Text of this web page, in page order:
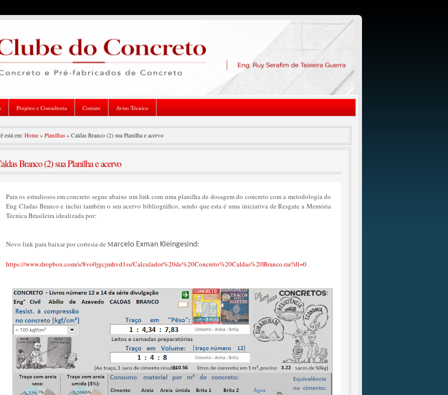
Projetos e Consultoria Contato Aviso Técnico
está em: Home » Planilhas » Caldas Branco (2) sua Planilha e acervo
Branco (2) sua Planilha e acervo
Para os estudiosos em concreto segue abaixo um link com uma planilha de dosagem do concreto com a metodologia do
Eng Cladas Branco e inclui também o seu acervo bibliográfico, sendo que esta é uma iniciativa de Resgate a Memória
Técnica Brasileira idealizada por:
Novo link para baixar por cortesia de Marcelo Exman Kleingesind:
https://www.dropbox.com/s/8vo0jgcjmhvd1ss/Calculador%20de%20Concreto%20Caldas%20Branco.rar?dl=0